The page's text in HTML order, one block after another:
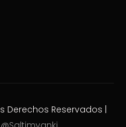
Derechos Reservados |